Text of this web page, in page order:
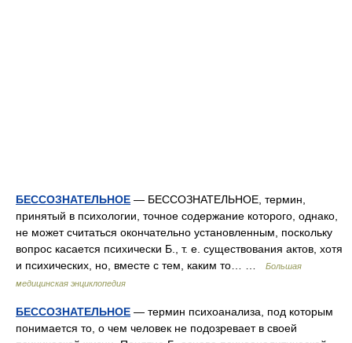
БЕССОЗНАТЕЛЬНОЕ — БЕССОЗНАТЕЛЬНОЕ, термин,
принятый в психологии, точное содержание которого, однако,
не может считаться окончательно установленным, поскольку
вопрос касается психически Б., т. е. существования актов, хотя
и психических, но, вместе с тем, каким то… …
Большая
медицинская энциклопедия
БЕССОЗНАТЕЛЬНОЕ — термин психоанализа, под которым
понимается то, о чем человек не подозревает в своей